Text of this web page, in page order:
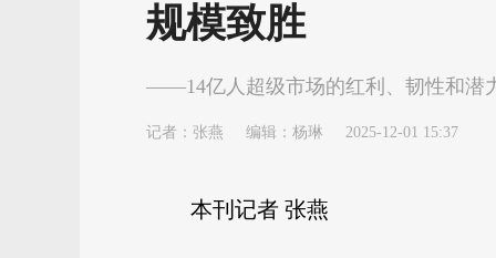
规模致胜
——14亿人超级市场的红利、韧性和潜
记者： 张燕 编辑：杨琳 2025-12-01 15:37
本刊记者 张燕